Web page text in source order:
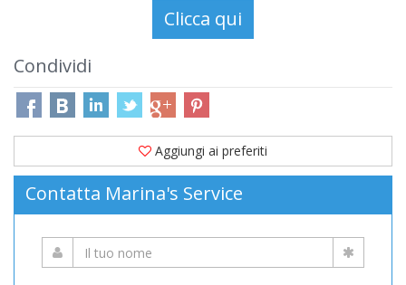
Condividi
Aggiungi ai preferiti
Contatta Marina's Service